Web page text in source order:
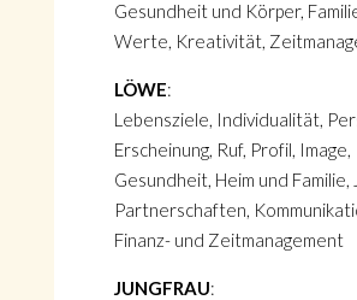
Gesundheit und Körper,
Werte, Kreativität,
LÖWE:
Lebensziele, Individualität,
Erscheinung, Ruf, Profil, Image,
Gesundheit, Heim und Familie,
Partnerschaften,
Finanz- und Zeitmanagement
JUNGFRAU: